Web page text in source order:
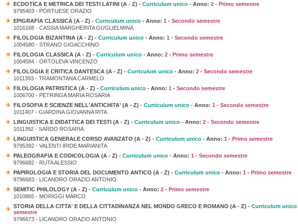
ECDOTICA E METRICA DEI TESTI LATINI (A - Z) - Curriculum unico - Anno: 2 - Primo semestre
9795403 - PORTUESE ORAZIO
EPIGRAFIA CLASSICA (A - Z) - Curriculum unico - Anno: 1 - Secondo semestre
1016168 - CASSIA MARGHERITA GUGLIELMINA
FILOLOGIA BIZANTINA (A - Z) - Curriculum unico - Anno: 1 - Secondo semestre
1004580 - STRANO GIOACCHINO
FILOLOGIA CLASSICA (A - Z) - Curriculum unico - Anno: 2 - Primo semestre
1004584 - ORTOLEVA VINCENZO
FILOLOGIA E CRITICA DANTESCA (A - Z) - Curriculum unico - Anno: 2 - Secondo semestre
1011393 - TRAMONTANA CARMELO
FILOLOGIA PATRISTICA (A - Z) - Curriculum unico - Anno: 1 - Secondo semestre
1006700 - PETRINGA MARIA ROSARIA
FILOSOFIA E SCIENZE NELL'ANTICHITA' (A - Z) - Curriculum unico - Anno: 1 - Secondo semestre
1011407 - GIARDINA GIOVANNA RITA
LINGUISTICA E DIDATTICA DEI TESTI (A - Z) - Curriculum unico - Anno: 2 - Secondo semestre
1011392 - SARDO ROSARIA
LINGUISTICA GENERALE CORSO AVANZATO (A - Z) - Curriculum unico - Anno: 1 - Primo semestre
9795392 - VALENTI IRIDE MARIANITA
PALEOGRAFIA E CODICOLOGIA (A - Z) - Curriculum unico - Anno: 1 - Secondo semestre
9796682 - RUTA ALESSIO
PAPIROLOGIA E STORIA DEL DOCUMENTO ANTICO (A - Z) - Curriculum unico - Anno: 1 - Primo semestre
9796683 - LICANDRO ORAZIO ANTONIO
SEMITIC PHILOLOGY (A - Z) - Curriculum unico - Anno: 2 - Primo semestre
1010865 - MORIGGI MARCO
STORIA DELLA CITTA' E DELLA CITTADINANZA NEL MONDO GRECO E ROMANO (A - Z) - Curriculum unico
semestre
9796673 - LICANDRO ORAZIO ANTONIO